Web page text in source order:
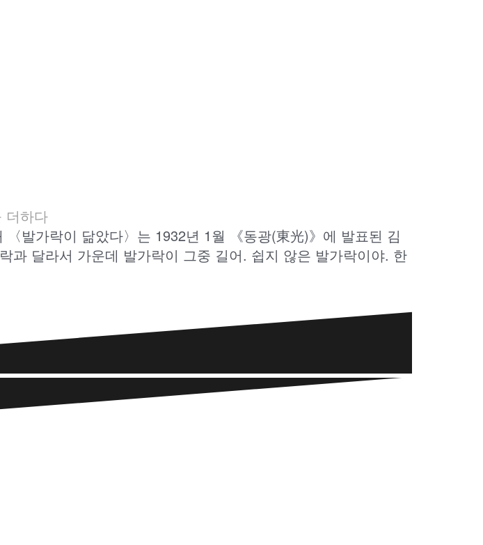
더하다
발가락이 닮았다〉는 1932년 1월 《동광(東光)》에 발표된 김
과 달라서 가운데 발가락이 그중 길어. 쉽지 않은 발가락이야. 한